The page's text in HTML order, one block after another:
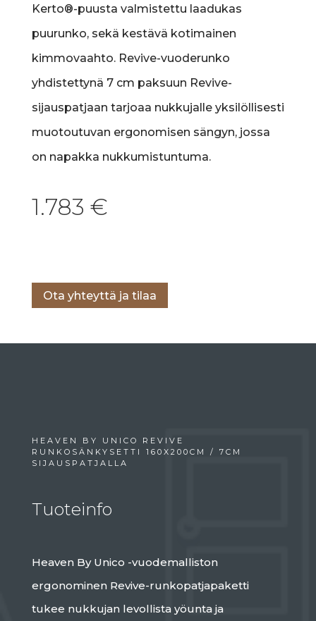
Kerto®-puusta valmistettu laadukas
puurunko, sekä kestävä kotimainen
kimmovaahto. Revive-vuoderunko
yhdistettynä 7 cm paksuun Revive-
sijauspatjaan tarjoaa nukkujalle yksilöllisesti
muotoutuvan ergonomisen sängyn, jossa
on napakka nukkumistuntuma.
1.783 €
Ota yhteyttä ja tilaa
HEAVEN BY UNICO REVIVE
RUNKOSÄNKYSETTI 160X200CM / 7CM
SIJAUSPATJALLA
Tuoteinfo
Heaven By Unico -vuodemalliston
ergonominen Revive-runkopatjapaketti
tukee nukkujan levollista yöunta ja